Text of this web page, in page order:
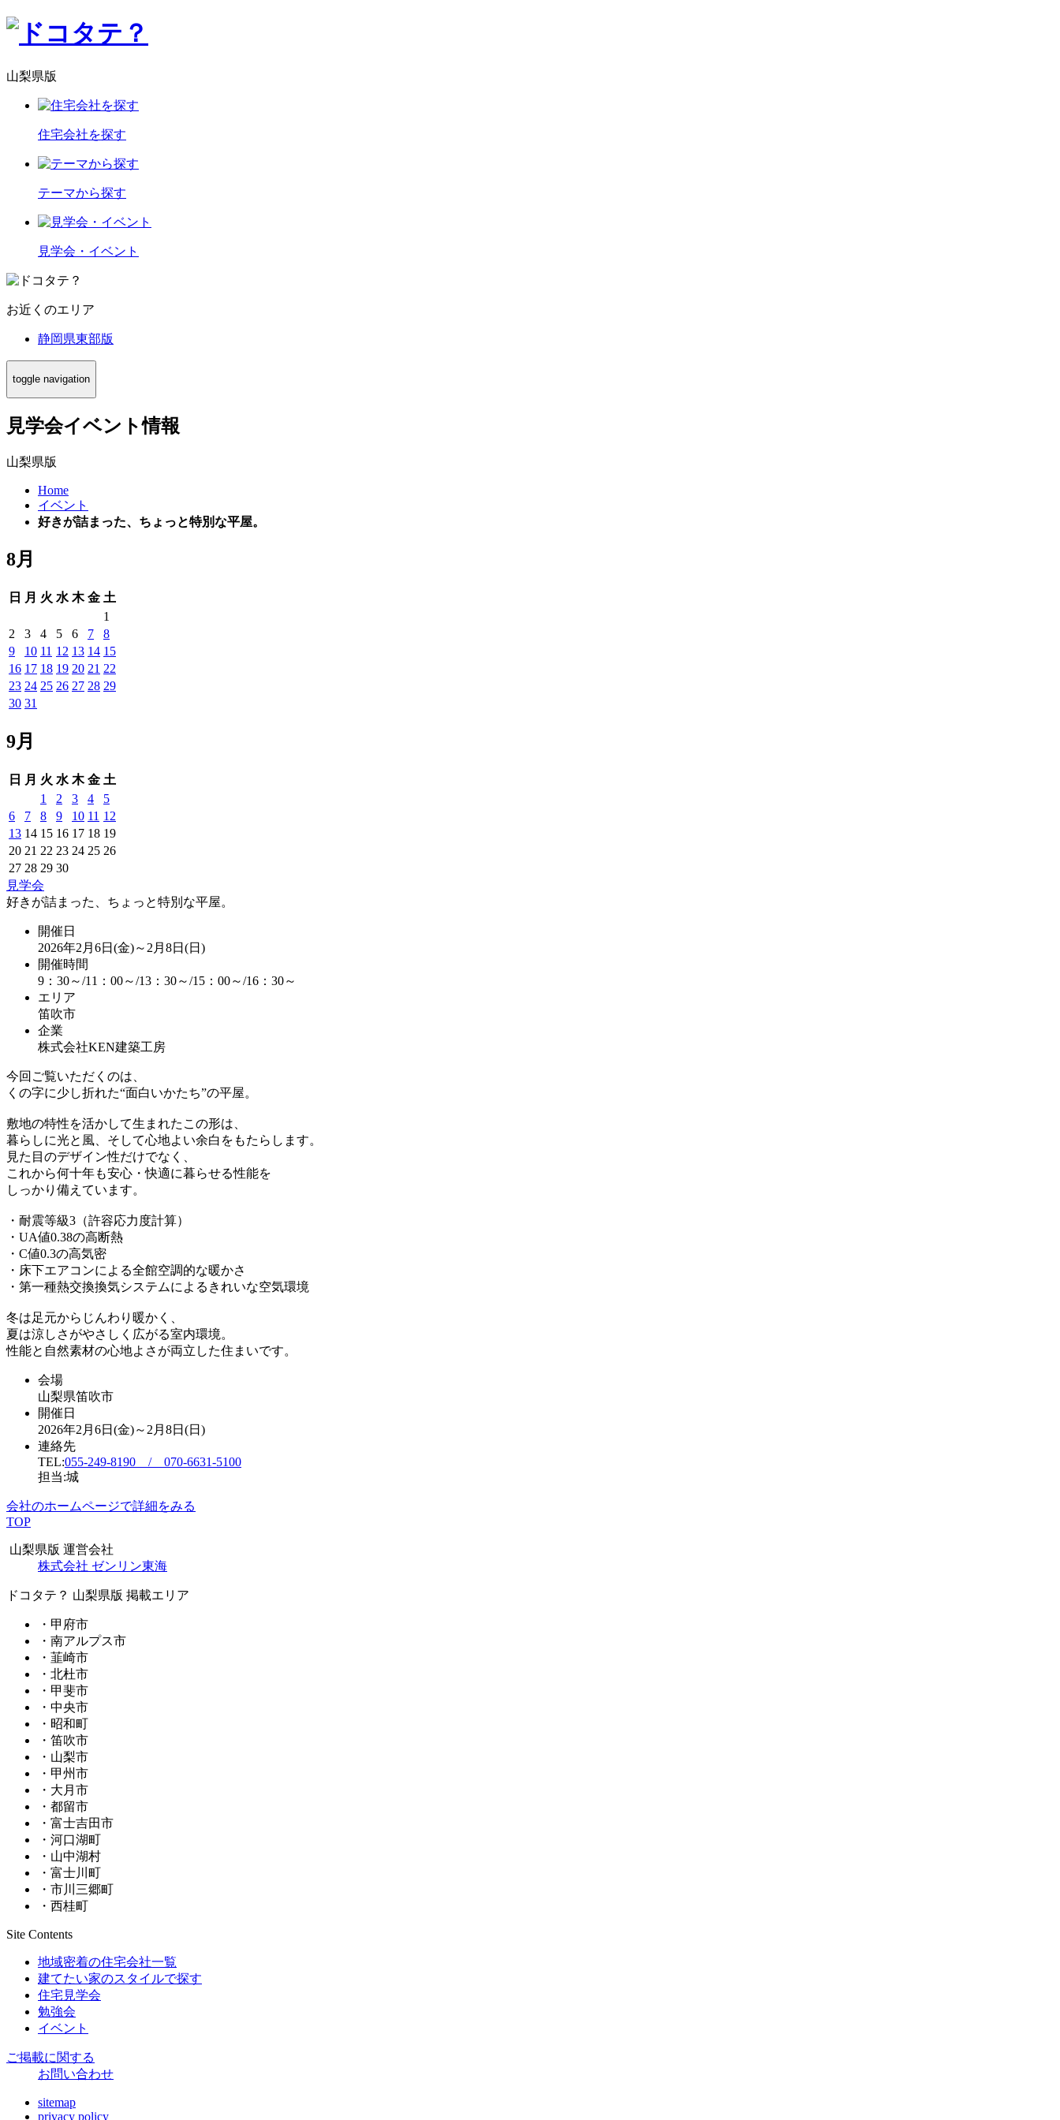
山梨県版
住宅会社を探す
テーマから探す
見学会・イベント
お近くのエリア
静岡県東部版
toggle navigation
見学会イベント情報
山梨県版
Home
イベント
好きが詰まった、ちょっと特別な平屋。
8月
日 月 火 水 木 金 土
1
2
3 4 5 6 7
8
9
10 11 12 13 14 15
16 17 18 19 20 21 22
23 24 25 26 27 28 29
30 31
9月
日 月 火 水 木 金 土
1
2 3 4
5
6
7 8 9 10 11 12
13 14 15 16 17 18 19
20 21 22 23 24 25 26
27 28 29 30
見学会
好きが詰まった、ちょっと特別な平屋。
開催日
2026年2月6日(金)～2月8日(日)
開催時間
9：30～/11：00～/13：30～/15：00～/16：30～
エリア
笛吹市
企業
株式会社KEN建築工房
今回ご覧いただくのは、
くの字に少し折れた“面白いかたち”の平屋。
敷地の特性を活かして生まれたこの形は、
暮らしに光と風、そして心地よい余白をもたらします。
見た目のデザイン性だけでなく、
これから何十年も安心・快適に暮らせる性能を
しっかり備えています。
・耐震等級3（許容応力度計算）
・UA値0.38の高断熱
・C値0.3の高気密
・床下エアコンによる全館空調的な暖かさ
・第一種熱交換換気システムによるきれいな空気環境
冬は足元からじんわり暖かく、
夏は涼しさがやさしく広がる室内環境。
性能と自然素材の心地よさが両立した住まいです。
会場
山梨県笛吹市
開催日
2026年2月6日(金)～2月8日(日)
連絡先
TEL:055-249-8190 / 070-6631-5100
担当:城
会社のホームページで詳細をみる
TOP
山梨県版 運営会社
株式会社 ゼンリン東海
ドコタテ？ 山梨県版 掲載エリア
・甲府市
・南アルプス市
・韮崎市
・北杜市
・甲斐市
・中央市
・昭和町
・笛吹市
・山梨市
・甲州市
・大月市
・都留市
・富士吉田市
・河口湖町
・山中湖村
・富士川町
・市川三郷町
・西桂町
Site Contents
地域密着の住宅会社一覧
建てたい家のスタイルで探す
住宅見学会
勉強会
イベント
ご掲載に関する
お問い合わせ
sitemap
privacy policy